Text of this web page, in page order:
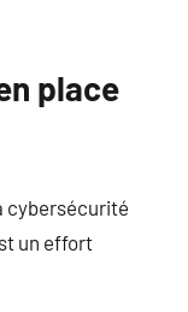
place
cybersécurité
un effort